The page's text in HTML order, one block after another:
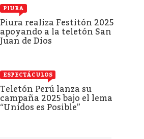
PIURA
Piura realiza Festitón 2025
apoyando a la teletón San
Juan de Dios
ESPECTÁCULOS
Teletón Perú lanza su
campaña 2025 bajo el lema
“Unidos es Posible”